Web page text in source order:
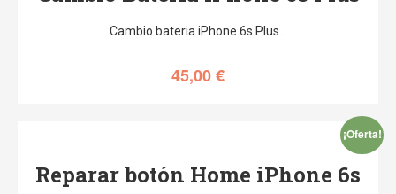
Cambio bateria iPhone 6s Plus…
45,00€
¡Oferta!
Reparar botón Home iPhone 6s